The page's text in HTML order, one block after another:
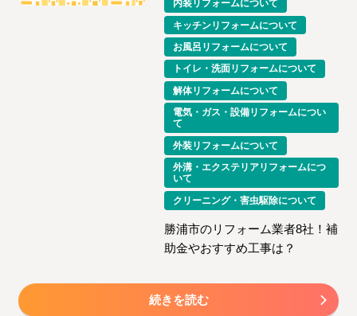
内装リフォームについて
キッチンリフォームについて
お風呂リフォームについて
トイレ・洗面リフォームについて
解体リフォームについて
電気・ガス・設備リフォームについ
て
外装リフォームについて
外溝・エクステリアリフォームにつ
いて
クリーニング・害虫駆除について
勝浦市のリフォーム業者8社！補
助金やおすすめ工事は？
続きを読む